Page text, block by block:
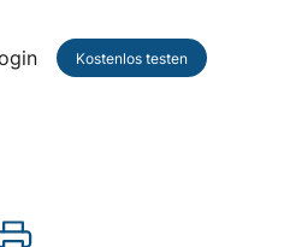
Kostenlos testen